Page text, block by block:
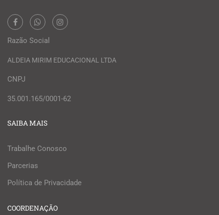
Razão Social
ALDEIA MIRIM EDUCACIONAL LTDA
CNPJ
35.001.165/0001-62
SAIBA MAIS
Trabalhe Conosco
Parcerias
Política de Privacidade
COORDENAÇÃO